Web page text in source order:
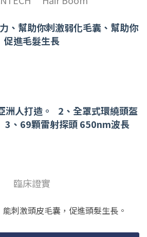
、幫助你刺激弱化毛囊、幫助你
促進毛髮生長
洲人打造。 2、全罩式環繞頭盔
3、69顆雷射探頭 650nm波長
臨床證實
刺激頭皮毛囊，促進頭髮生長。